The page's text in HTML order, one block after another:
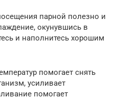
парной полезно и
окунувшись в
и наполнитесь хорошим
помогает снять
усиливает
помогает